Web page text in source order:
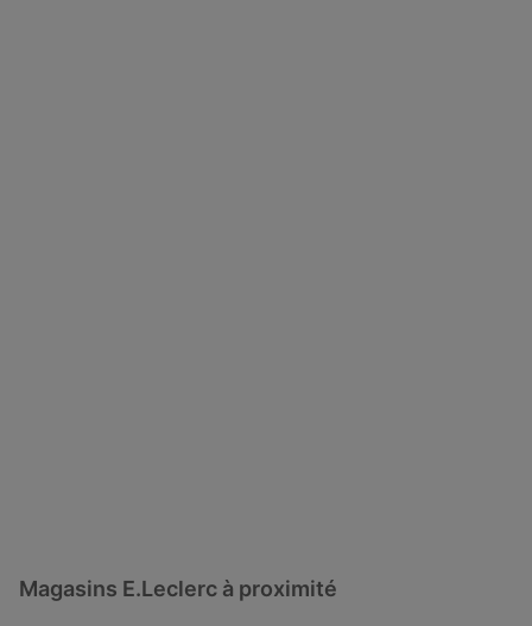
Magasins E.Leclerc à proximité